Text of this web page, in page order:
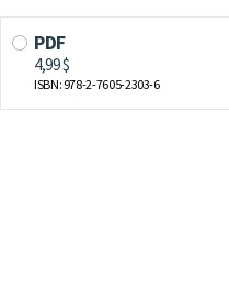
PDF
4,99 $
ISBN: 978-2-7605-2303-6